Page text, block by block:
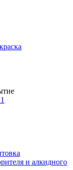
и алкидного